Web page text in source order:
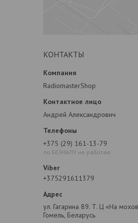
КОНТАКТЫ
RadiomasterShop
Андрей Александрович
+375 (29) 161-13-79
по БЕЗНАЛУ не работаю
+375291611379
ул. Гагарина 89. Т. Ц «На
Гомель, Беларусь